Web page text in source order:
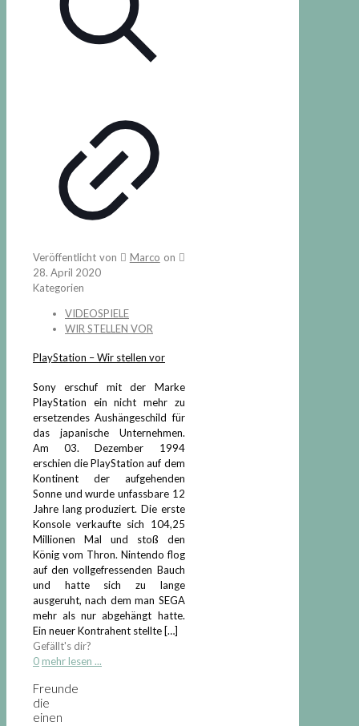
Veröffentlicht von Marco on
28. April 2020
Kategorien
VIDEOSPIELE
WIR STELLEN VOR
PlayStation – Wir stellen vor
Sony erschuf mit der Marke
PlayStation ein nicht mehr zu
ersetzendes Aushängeschild für
das japanische Unternehmen.
Am 03. Dezember 1994
erschien die PlayStation auf dem
Kontinent der aufgehenden
Sonne und wurde unfassbare 12
Jahre lang produziert. Die erste
Konsole verkaufte sich 104,25
Millionen Mal und stoß den
König vom Thron. Nintendo flog
auf den vollgefressenden Bauch
und hatte sich zu lange
ausgeruht, nach dem man SEGA
mehr als nur abgehängt hatte.
Ein neuer Kontrahent stellte[…]
Gefällt's dir?
0 mehr lesen ...
Freunde
die
einen